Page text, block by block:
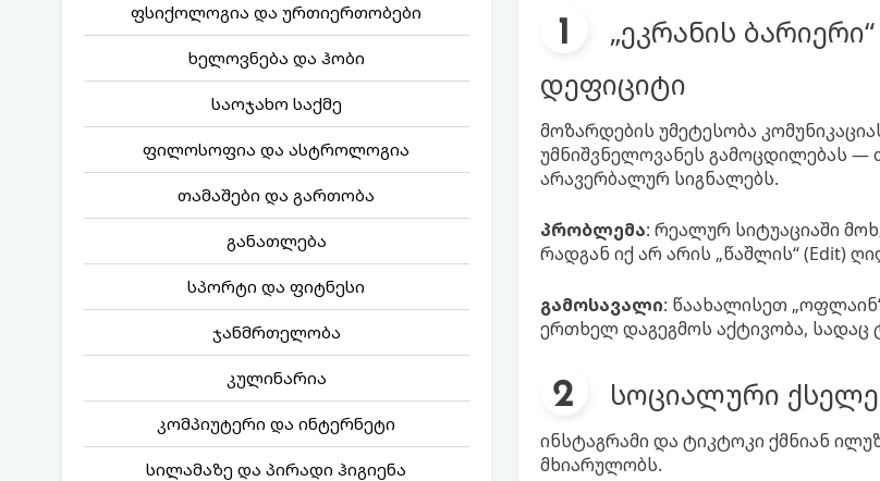
ფსიქოლოგია და ურთიერთობები
ხელოვნება და ჰობი
საოჯახო საქმე
ფილოსოფია და ასტროლოგია
თამაშები და გართობა
განათლება
სპორტი და ფიტნესი
ჯანმრთელობა
კულინარია
კომპიუტერი და ინტერნეტი
სილამაზე და პირადი ჰიგიენა
„ეკრანის
დეფიციტი
მოზარდების უმეტესობა
უმნიშვნელოვანეს გამოცდილებას —
არავერბალურ სიგნალებს.
პრობლემა: რეალურ სიტუაციაში
რადგან იქ არ არის „წაშლის“ (Edit)
გამოსავალი: წაახალისეთ
ერთხელ დაგეგმოს აქტივობა, სადაც
სოციალური
ინსტაგრამი და ტიკტოკი ქმნიან
მხიარულობს.